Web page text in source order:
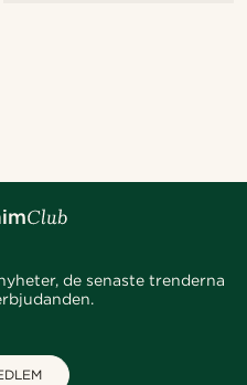
de senaste trenderna